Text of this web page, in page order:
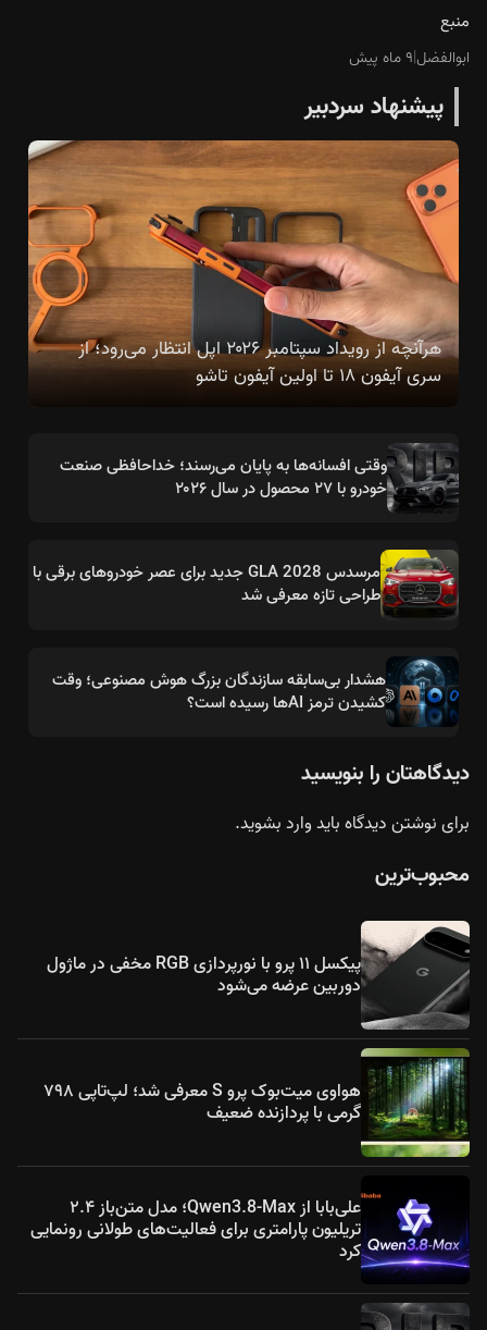
منبع
ابوالفضل|۹ ماه پیش
پیشنهاد سردبیر
هرآنچه از رویداد سپتامبر ۲۰۲۶ اپل انتظار می‌رود؛ از
سری آیفون ۱۸ تا اولین آیفون تاشو
وقتی افسانه‌ها به پایان می‌رسند؛ خداحافظی صنعت
خودرو با ۲۷ محصول در سال ۲۰۲۶
مرسدس GLA 2028 جدید برای عصر خودروهای برقی با
طراحی تازه معرفی شد
هشدار بی‌سابقه سازندگان بزرگ هوش مصنوعی؛ وقت
کشیدن ترمز AIها رسیده است؟
دیدگاهتان را بنویسید
برای نوشتن دیدگاه بایدوارد بشوید.
محبوب‌ترین
پیکسل ۱۱ پرو با نورپردازی RGB مخفی در ماژول
دوربین عرضه می‌شود
هواوی میت‌بوک پرو S معرفی شد؛ لپ‌تاپی ۷۹۸
گرمی با پردازنده ضعیف
علی‌بابا از Qwen3.8-Max؛ مدل متن‌باز ۲.۴
تریلیون پارامتری برای فعالیت‌های طولانی رونمایی
کرد